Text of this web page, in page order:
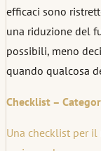
efficaci sono
una riduzione del
possibili, meno
quando qualcosa
Checklist –
Una checklist per